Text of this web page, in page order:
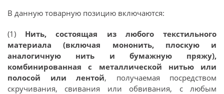
В данную товарную позицию включаются:
(1) Нить, состоящая из любого текстильного
материала (включая мононить, плоскую и
аналогичную нить и бумажную пряжу),
комбинированная с металлической нитью или
полосой или лентой, получаемая посредством
скручивания, свивания или обвивания, с любым